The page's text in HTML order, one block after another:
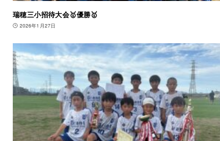
瑞穂三小招待大会🥇優勝🥇
2026年1月27日